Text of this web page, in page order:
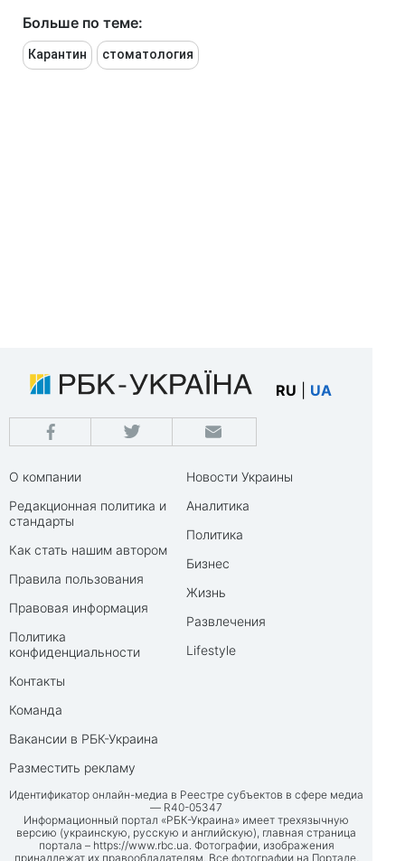
Больше по теме:
Карантин стоматология
RU UA
О компании
Редакционная политика и
стандарты
Как стать нашим автором
Правила пользования
Правовая информация
Политика
конфиденциальности
Контакты
Команда
Вакансии в РБК-Украина
Разместить рекламу
Новости Украины
Аналитика
Политика
Бизнес
Жизнь
Развлечения
Lifestyle
Идентификатор онлайн-медиа в Реестре субъектов в сфере медиа
— R40-05347
Информационный портал «РБК-Украина» имеет трехязычную
версию (украинскую, русскую и английскую), главная страница
портала – https://www.rbc.ua . Фотографии, изображения
принадлежат их правообладателям. Все фотографии на Портале,